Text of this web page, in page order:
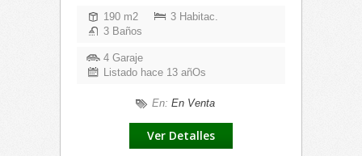
190 m2
3 Habitac.
3 Baños
4 Garaje
Listado hace 13 añOs
En: En Venta
Ver Detalles